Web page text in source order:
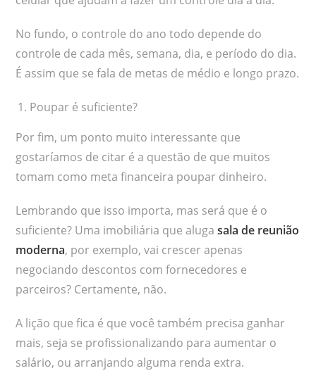
No fundo, o controle do ano todo depende do
controle de cada mês, semana, dia, e período do dia.
É assim que se fala de metas de médio e longo prazo.
Poupar é suficiente?
Por fim, um ponto muito interessante que
gostaríamos de citar é a questão de que muitos
tomam como meta financeira poupar dinheiro.
Lembrando que isso importa, mas será que é o
suficiente? Uma imobiliária que alugasala de reunião
moderna, por exemplo, vai crescer apenas
negociando descontos com fornecedores e
parceiros? Certamente, não.
A lição que fica é que você também precisa ganhar
mais, seja se profissionalizando para aumentar o
salário, ou arranjando alguma renda extra.